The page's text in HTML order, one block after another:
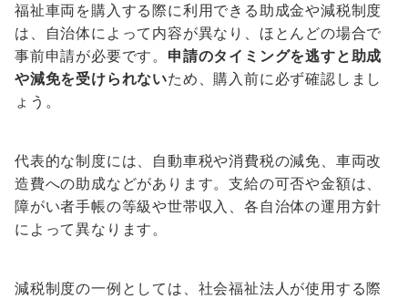
福祉車両を購入する際に利用できる助成金や減税制度
は、自治体によって内容が異なり、ほとんどの場合で
事前申請が必要です。 申請のタイミングを逃すと助成
や減免を受けられないため、購入前に必ず確認しまし
ょう。
代表的な制度には、自動車税や消費税の減免、車両改
造費への助成などがあります。支給の可否や金額は、
障がい者手帳の等級や世帯収入、各自治体の運用方針
によって異なります。
減税制度の一例としては、社会福祉法人が使用する際